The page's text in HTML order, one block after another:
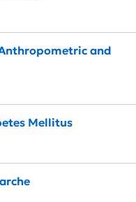
and
Mellitus